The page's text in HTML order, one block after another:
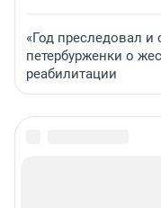
«Год преследовал и
петербурженки о
реабилитации